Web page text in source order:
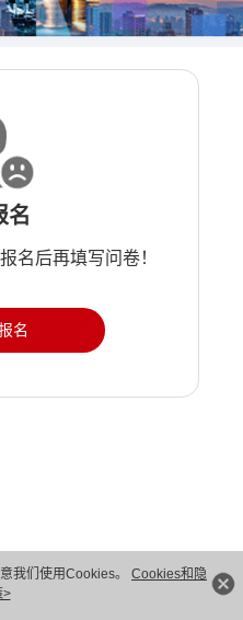
我们使用Cookies。 Cookies和隐
>
名
名后再填写问卷！
名
。 保留一切权利。粤A2-20044005号
法律声明